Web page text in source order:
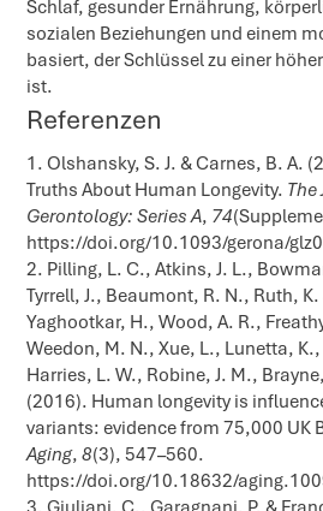
Schlaf, gesunder Ernährung,
sozialen Beziehungen und einem
basiert, der Schlüssel zu einer
ist.
Referenzen
Olshansky, S. J. & Carnes, B. A.
Truths About Human Longevity.
Gerontology: Series A, 74
https://doi.org/10.1093/gerona/
Pilling, L. C., Atkins, J. L.,
Tyrrell, J., Beaumont, R. N., Ruth,
Yaghootkar, H., Wood, A. R.,
Weedon, M. N., Xue, L., Lunetta,
Harries, L. W., Robine, J. M.,
(2016). Human longevity is
variants: evidence from 75,000 UK
Aging,8(3), 547–560.
https://doi.org/10.18632/